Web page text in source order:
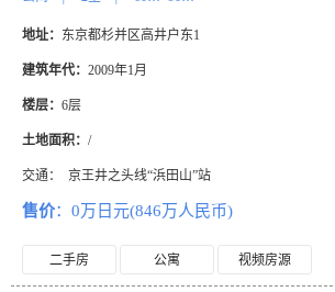
地址： 东京都杉并区高井户东1
建筑年代： 2009年1月
楼层： 6层
土地面积： /
交通： 京王井之头线“浜田山”站
售价：0万日元(846万人民币)
二手房 公寓 视频房源